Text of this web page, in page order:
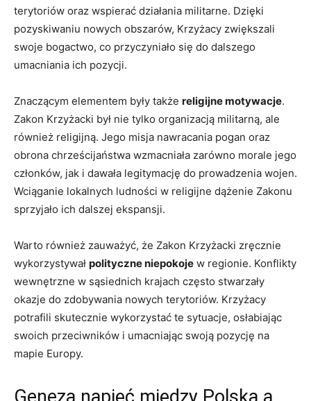
terytoriów oraz wspierać działania militarne. Dzięki
pozyskiwaniu nowych obszarów, Krzyżacy zwiększali
swoje bogactwo, co przyczyniało się do dalszego
umacniania ich pozycji.
Znaczącym elementem były także religijne motywacje.
Zakon Krzyżacki był nie tylko organizacją militarną, ale
również religijną. Jego misja nawracania pogan oraz
obrona chrześcijaństwa wzmacniała zarówno morale jego
członków, jak i dawała legitymację do prowadzenia wojen.
Wciąganie lokalnych ludności w religijne dążenie Zakonu
sprzyjało ich dalszej ekspansji.
Warto również zauważyć, że Zakon Krzyżacki zręcznie
wykorzystywał polityczne niepokoje w regionie. Konflikty
wewnętrzne w sąsiednich krajach często stwarzały
okazje do zdobywania nowych terytoriów. Krzyżacy
potrafili skutecznie wykorzystać te sytuacje, osłabiając
swoich przeciwników i umacniając swoją pozycję na
mapie Europy.